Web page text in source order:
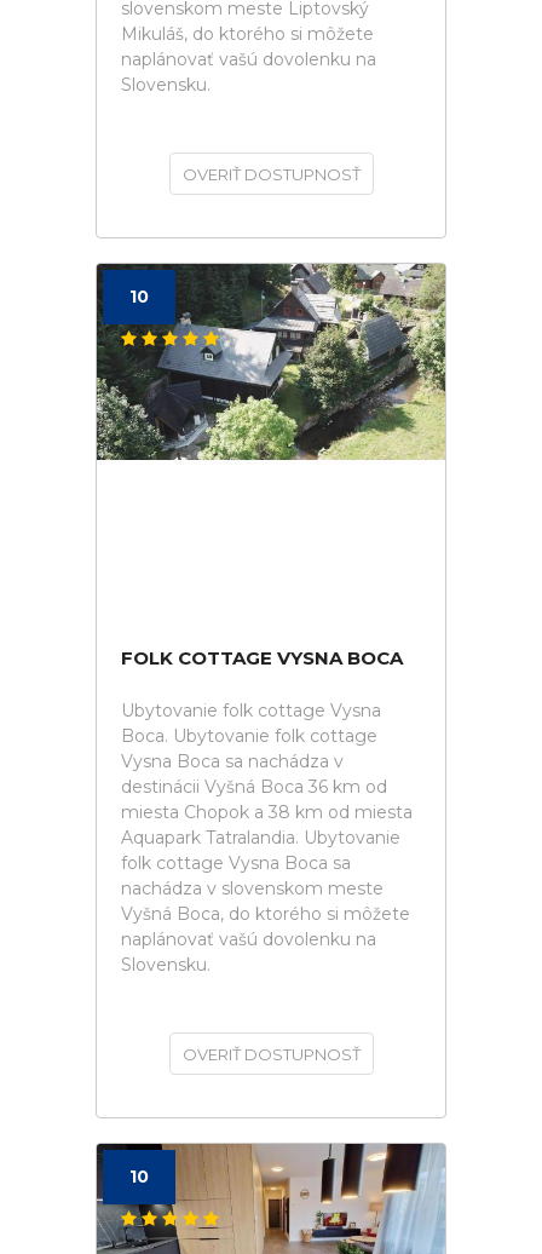
slovenskom meste Liptovský
Mikuláš, do ktorého si môžete
naplánovať vašú dovolenku na
Slovensku.
OVERIŤ DOSTUPNOSŤ
10
FOLK COTTAGE VYSNA BOCA
Ubytovanie folk cottage Vysna
Boca. Ubytovanie folk cottage
Vysna Boca sa nachádza v
destinácii Vyšná Boca 36 km od
miesta Chopok a 38 km od miesta
Aquapark Tatralandia. Ubytovanie
folk cottage Vysna Boca sa
nachádza v slovenskom meste
Vyšná Boca, do ktorého si môžete
naplánovať vašú dovolenku na
Slovensku.
OVERIŤ DOSTUPNOSŤ
10